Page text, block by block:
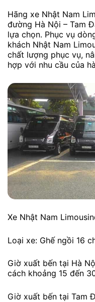
Hãng xe Nhật Nam
đường Hà Nội – Tam
lựa chọn. Phục vụ
khách Nhật Nam
chất lượng phục vụ,
hợp với nhu cầu của
Xe Nhật Nam
Loại xe: Ghế ngồi 16
Giờ xuất bến tại Hà
cách khoảng 15 đến
Giờ xuất bến tại Tam